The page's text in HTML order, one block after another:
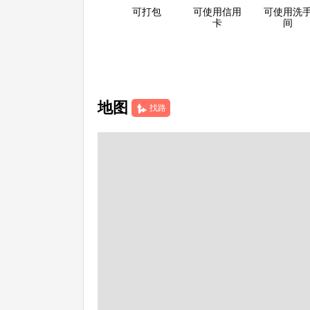
可打包
可使用信用
卡
可使用洗
间
地图 找路